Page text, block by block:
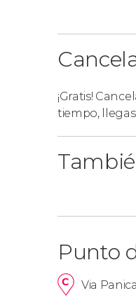
¡Gratis!
tiempo,
Punto
Via